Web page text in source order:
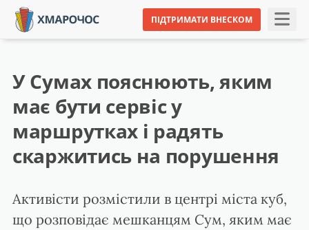
ПІДТРИМАТИ ВНЕСКОМ
У Сумах пояснюють, яким
має бути сервіс у
маршрутках і радять
скаржитись на порушення
Активісти розмістили в центрі міста куб,
що розповідає мешканцям Сум, яким має